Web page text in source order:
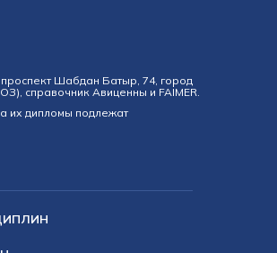
Шабдан Батыр, 74, город
справочник Авиценны и FAIMER.
их дипломы подлежат